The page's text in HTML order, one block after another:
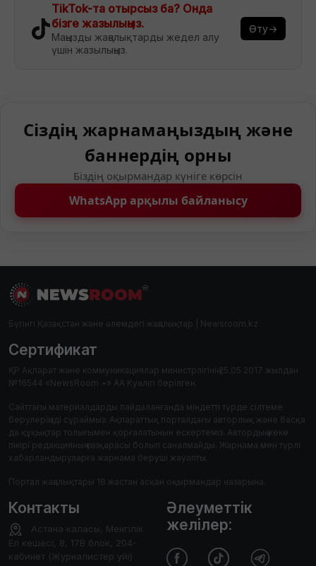
TikTok-та отырсыз ба? Онда
бізге жазылыңыз.
Маңызды жаңалықтарды жедел алу
үшін жазылыңыз.
Өту→
Сіздің жарнамаңыздың және
баннердің орны
Біздің оқырмандар күніге көрсін
WhatsApp арқылы байланысу
Бүгінгі Қазақстан және әлемдегі жаңалықтар | Newsroom.kz
Сертификат
ҚР Ақпарат және коммуникациялар министрлігінің 25.05.2017 жылдан
№16544 «NewsRoom +» АА Куәлігі берілген.
Сайттағы материалдарды пайдаланғанда міндетті түрде сілтеме
берулеріңізді сұраймыз. Ақпараттық порталдағы авторлық және басқа
да құқықтар толығымен қорғалатынын ескертеміз. Автордың жеке
пікірі редакцияның көзқарасы болып саналмайды. Жарнама мен түрлі
хабарландыруларға жарнама беруші жауапты.
Портал жаңалықтары 18 жастан асқан оқырмандар назарына.
Контакты
Астана каласы, Менгілік
Ел кешесі, 8, 17В блок, 204-
кабинет (Журналистер уйі)
Әлеуметтік
желілер: